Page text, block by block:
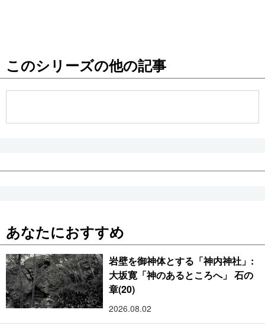
このシリーズの他の記事
あなたにおすすめ
岩壁を御神体とする「神内神社」:
大坂寛「神のあるところへ」 石の
章(20)
2026.08.02